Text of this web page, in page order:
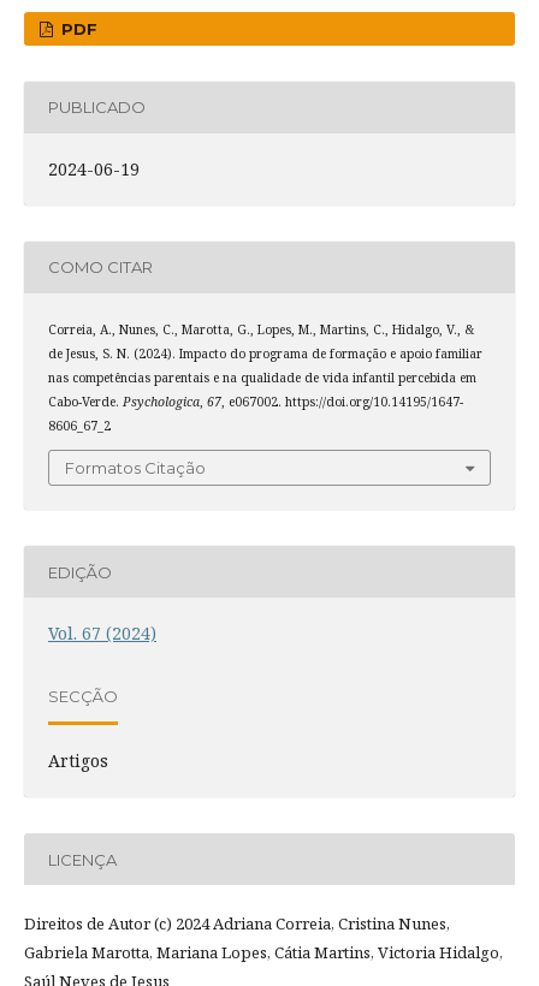
PDF
PUBLICADO
2024-06-19
COMO CITAR
Correia, A., Nunes, C., Marotta, G., Lopes, M., Martins, C., Hidalgo, V., &
de Jesus, S. N. (2024). Impacto do programa de formação e apoio familiar
nas competências parentais e na qualidade de vida infantil percebida em
Cabo-Verde. Psychologica, 67, e067002. https://doi.org/10.14195/1647-
8606_67_2
Formatos Citação
EDIÇÃO
Vol. 67 (2024)
SECÇÃO
Artigos
LICENÇA
Direitos de Autor (c) 2024 Adriana Correia, Cristina Nunes,
Gabriela Marotta, Mariana Lopes, Cátia Martins, Victoria Hidalgo,
Saúl Neves de Jesus